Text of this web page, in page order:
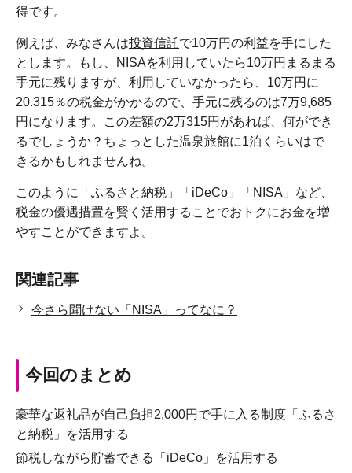
得です。
例えば、みなさんは投資信託で10万円の利益を手にした
とします。もし、NISAを利用していたら10万円まるまる
手元に残りますが、利用していなかったら、10万円に
20.315％の税金がかかるので、手元に残るのは7万9,685
円になります。この差額の2万315円があれば、何ができ
るでしょうか？ちょっとした温泉旅館に1泊くらいはで
きるかもしれませんね。
このように「ふるさと納税」「iDeCo」「NISA」など、
税金の優遇措置を賢く活用することでおトクにお金を増
やすことができますよ。
関連記事
今さら聞けない「NISA」ってなに？
今回のまとめ
豪華な返礼品が自己負担2,000円で手に入る制度「ふるさ
と納税」を活用する
節税しながら貯蓄できる「iDeCo」を活用する